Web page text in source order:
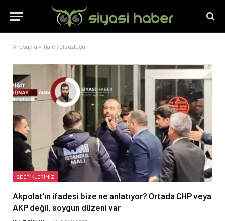
Anasayfa » ihale yolsuzluğu
SEÇTIKLERIMIZ
Akpolat’ın ifadesi bize ne anlatıyor? Ortada CHP veya
AKP değil, soygun düzeni var